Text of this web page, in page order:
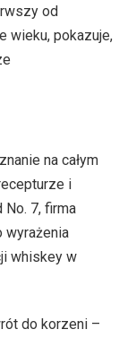
od
wieku, pokazuje,
na całym
i
No. 7, firma
wyrażenia
whiskey w
do korzeni –